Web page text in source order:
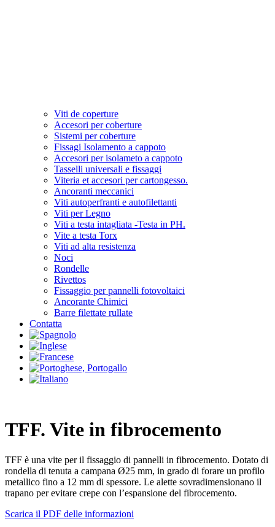
Viti de coperture
Accesori per coberture
Sistemi per coberture
Fissagi Isolamento a cappoto
Accesori per isolameto a cappoto
Tasselli universali e fissaggi
Viteria et accesori per cartongesso.
Ancoranti meccanici
Viti autoperfranti e autofilettanti
Viti per Legno
Viti a testa intagliata -Testa in PH.
Vite a testa Torx
Viti ad alta resistenza
Noci
Rondelle
Rivettos
Fissaggio per pannelli fotovoltaici
Ancorante Chimici
Barre filettate rullate
Contatta
TFF. Vite in fibrocemento
TFF è una vite per il fissaggio di pannelli in fibrocemento. Dotato di
rondella di tenuta a campana Ø25 mm, in grado di forare un profilo
metallico fino a 12 mm di spessore. Le alette sovradimensionano il
trapano per evitare crepe con l’espansione del fibrocemento.
Scarica il PDF delle informazioni